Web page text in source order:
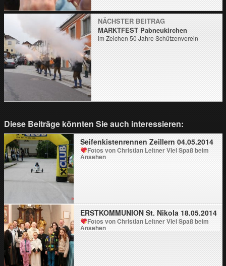
NÄCHSTER BEITRAG
MARKTFEST Pabneukirchen
im Zeichen 50 Jahre Schützenverein
Diese Beiträge könnten Sie auch interessieren:
Seifenkistenrennen Zeillern 04.05.2014
Fotos von Christian LeitnerViel Spaß beim
Ansehen
ERSTKOMMUNION St. Nikola 18.05.2014
Fotos von Christian LeitnerViel Spaß beim
Ansehen